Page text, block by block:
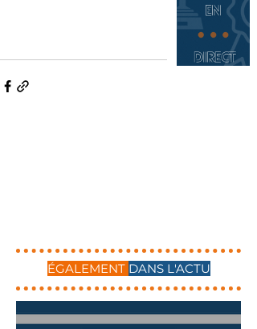
ÉGALEMENT DANS L'ACTU